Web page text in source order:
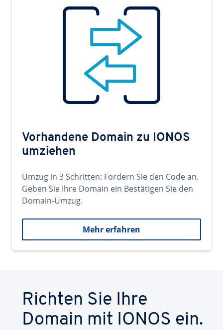
Vorhandene Domain zu IONOS
umziehen
Umzug in 3 Schritten: Fordern Sie den Code an.
Geben Sie Ihre Domain ein Bestätigen Sie den
Domain-Umzug.
Mehr erfahren
Richten Sie Ihre
Domain mit IONOS ein.